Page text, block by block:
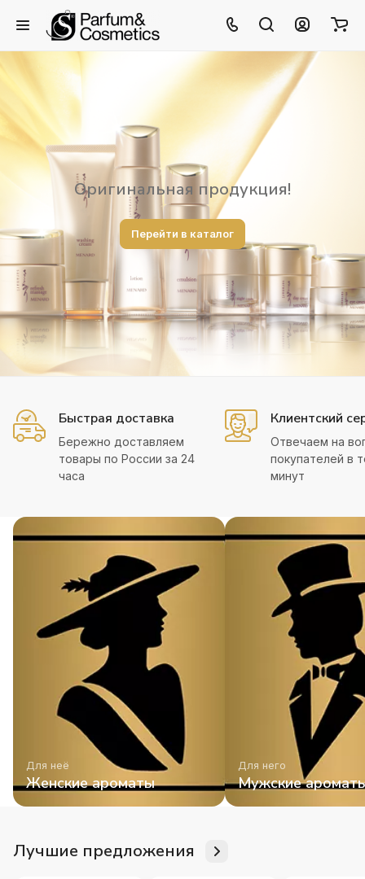
Оригинальная продукция!
Перейти в каталог
Быстрая доставка
Бережно доставляем
товары по России за 24
часа
Клиентский
Отвечаем на
покупателей в
минут
Для неё
Женские ароматы
Для него
Мужские
Лучшие предложения